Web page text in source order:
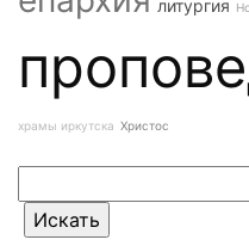
литургия
храмы иркутска Христос